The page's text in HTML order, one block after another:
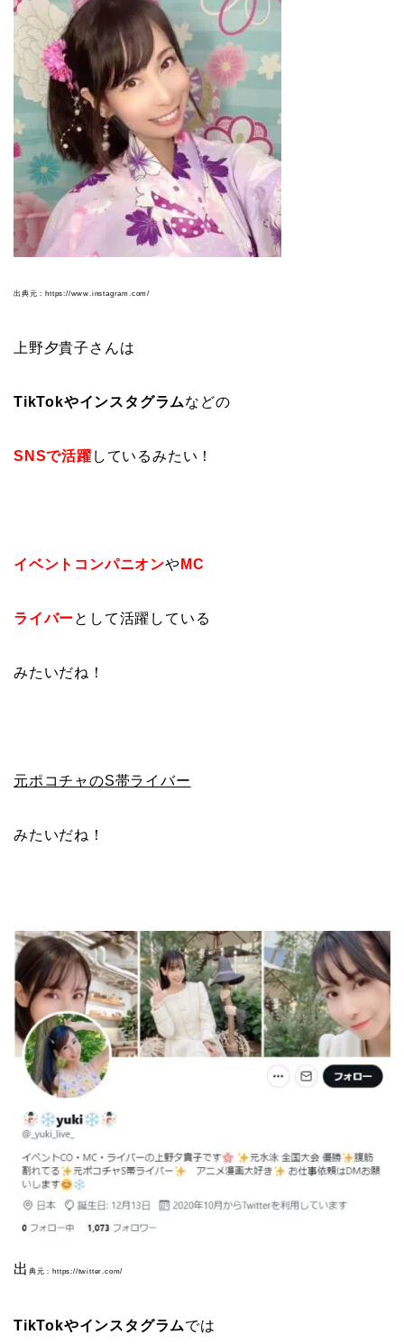
出典元：https://www.instagram.com/
上野夕貴子さんは
TikTokやインスタグラムなどの
SNSで活躍 しているみたい！
イベントコンパニオンや MC
ライバーとして活躍している
みたいだね！
元ポコチャのS帯ライバー
みたいだね！
出 典元：https://twitter.com/
TikTokやインスタグラムでは